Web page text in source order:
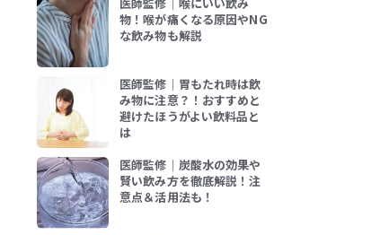
物！喉が痛くなる原因やNG
な飲み物も解説
医師監修｜胃もたれ時は飲
み物に注意？！おすすめと
避けたほうがよい飲料品と
は
医師監修｜炭酸水の効果や
賢い飲み方を徹底解説！注
意点＆活用法も！